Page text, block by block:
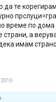
да те
време по дома
страни, а
имам